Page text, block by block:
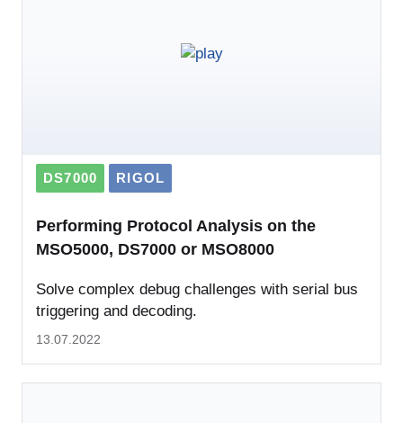
DS7000 RIGOL
Performing Protocol Analysis on the
MSO5000, DS7000 or MSO8000
Solve complex debug challenges with serial bus
triggering and decoding.
13.07.2022